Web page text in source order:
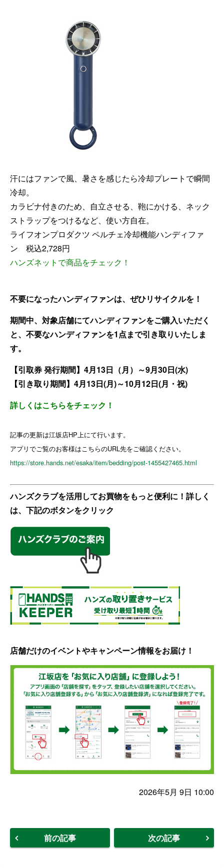
汗にはファンで風、暑さを感じたら冷却プレートで瞬間
冷却。
カラビナ付きのため、自立させる、鞄にかける、ネック
ストラップをつけるなど、使い方自在。
ライフオンプロダクツ ペルチェ冷却機能ハンディファ
ン 税込2,728円
ハンズネットで商品をチェック ！
不要になったハンディファンは、ぜひリサイクルを！
期間中、対象店舗にてハンディファンをご購入いただく
と、不要なハンディファンを1点まで引き取りいたしま
す。
【引取券 発行期間】4月13日（月）～9月30日(水)
【引き取り期間】4月13日(月)～10月12日(月・祝)
詳しくはこちらをチェック ！
記事の更新は江坂店HP上にて行います。
アプリでご覧のお客様はこちらのURL先をご確認ください。
https://store.hands.net/esaka/item/bedding/post-1455427465.html
ハンズクラブを活用してお買物をもっと便利に！詳しく
は、下記のボタンをクリック
店舗だけのイベントやキャンペーン情報をお届け！
2026年5月 9日 10:00
前の記事 次の記事